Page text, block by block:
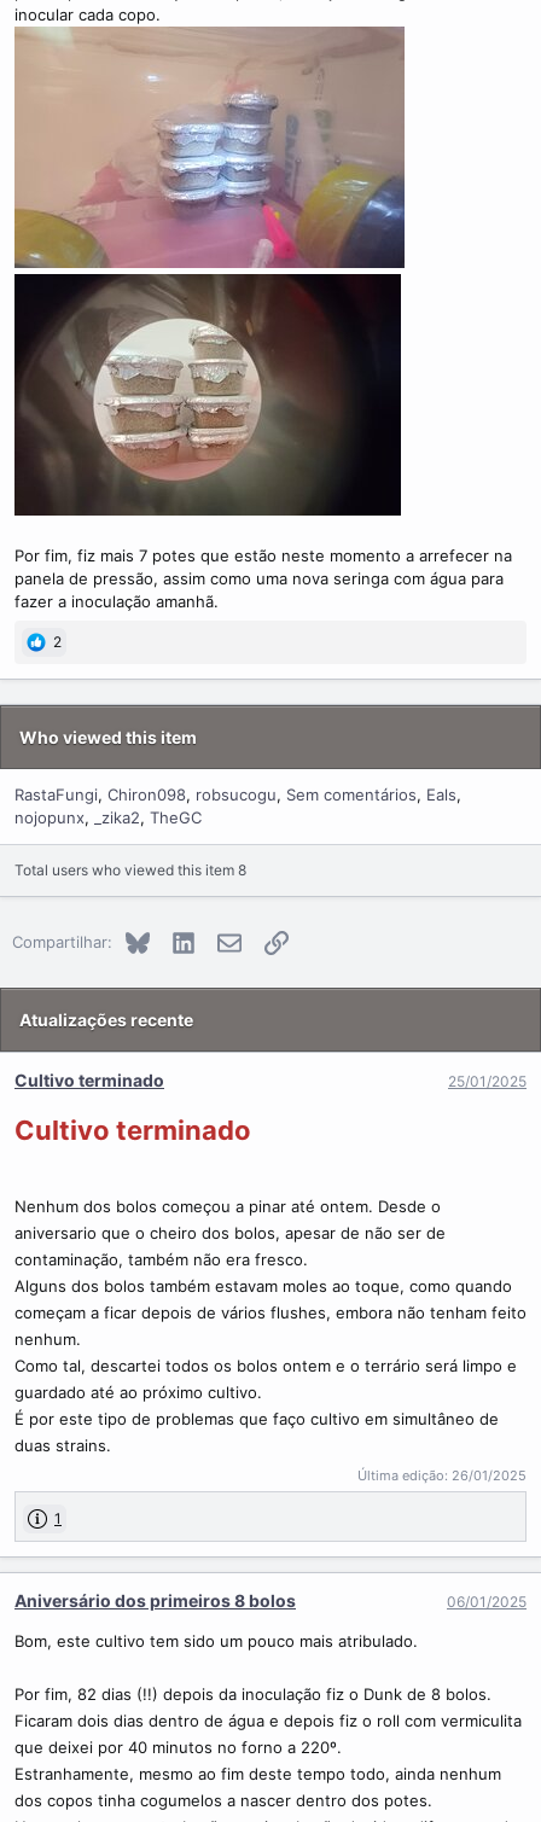
inocular cada copo.
Por fim, fiz mais 7 potes que estão neste momento a arrefecer na
panela de pressão, assim como uma nova seringa com água para
fazer a inoculação amanhã.
2
Who viewed this item
RastaFungi Chiron098 robsucogu Sem comentários
Eals
nojopunx
_zika2 TheGC
Total users who viewed this item 8
Compartilhar: BlueskyLinkedInE-mailLink
Atualizações recente
Cultivo terminado 25/01/2025
Cultivo terminado
Nenhum dos bolos começou a pinar até ontem. Desde o
aniversario que o cheiro dos bolos, apesar de não ser de
contaminação, também não era fresco.
Alguns dos bolos também estavam moles ao toque, como quando
começam a ficar depois de vários flushes, embora não tenham feito
nenhum.
Como tal, descartei todos os bolos ontem e o terrário será limpo e
guardado até ao próximo cultivo.
É por este tipo de problemas que faço cultivo em simultâneo de
duas strains.
Última edição: 26/01/2025
1
Aniversário dos primeiros 8 bolos 06/01/2025
Bom, este cultivo tem sido um pouco mais atribulado.
Por fim, 82 dias (!!) depois da inoculação fiz o Dunk de 8 bolos.
Ficaram dois dias dentro de água e depois fiz o roll com vermiculita
que deixei por 40 minutos no forno a 220º.
Estranhamente, mesmo ao fim deste tempo todo, ainda nenhum
dos copos tinha cogumelos a nascer dentro dos potes.